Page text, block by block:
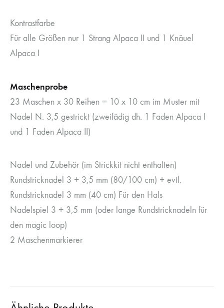
Kontrastfarbe
Für alle Größen nur 1 Strang Alpaca II und 1 Knäuel
Alpaca I
Maschenprobe
23 Maschen x 30 Reihen = 10 x 10 cm im Muster mit
Nadel N. 3,5 gestrickt (zweifädig dh. 1 Faden Alpaca I
und 1 Faden Alpaca II)
Nadel und Zubehör (im Strickkit nicht enthalten)
Rundstricknadel 3 + 3,5 mm (80/100 cm) + evtl.
Rundstricknadel 3 mm (40 cm) Für den Hals
Nadelspiel 3 + 3,5 mm (oder lange Rundstricknadeln für
den magic loop)
2 Maschenmarkierer